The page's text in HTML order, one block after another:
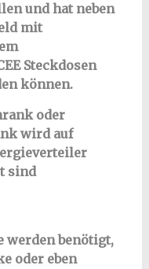
und hat neben
mit
Steckdosen
können.
oder
wird auf
sind
werden benötigt,
oder eben